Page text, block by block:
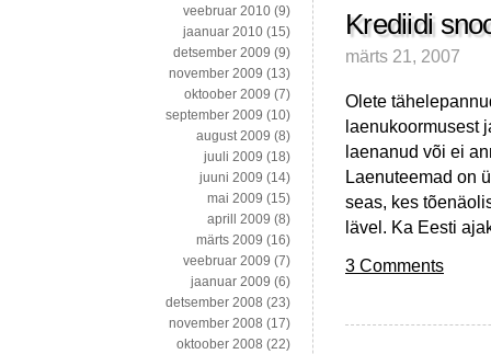
Krediidi
märts 21, 2007
Olete
laenukoormusest
laenanud või ei
Laenuteemad on
seas, kes
lävel. Ka Eesti
3 Comments
veebruar 2010 (9)
jaanuar 2010 (15)
detsember 2009 (9)
november 2009 (13)
oktoober 2009 (7)
september 2009 (10)
august 2009 (8)
juuli 2009 (18)
juuni 2009 (14)
mai 2009 (15)
aprill 2009 (8)
märts 2009 (16)
veebruar 2009 (7)
jaanuar 2009 (6)
detsember 2008 (23)
november 2008 (17)
oktoober 2008 (22)